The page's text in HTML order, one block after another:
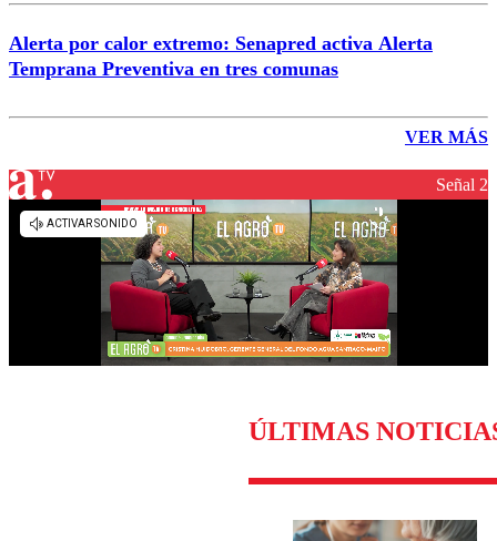
Alerta por calor extremo: Senapred activa Alerta
Temprana Preventiva en tres comunas
VER MÁS
Señal 2
ÚLTIMAS